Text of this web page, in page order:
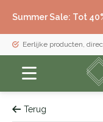
Summer Sale: Tot
Eerlijke producten,
Terug